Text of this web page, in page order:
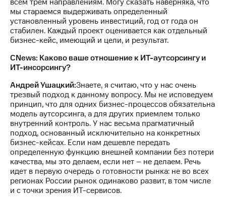
мы стараемся выдерживать определенный
установленный уровень инвестиций, год от года он
стабилен. Каждый проект оценивается как отдельный
бизнес-кейс, имеющий и цели, и результат.
CNews: Каково ваше отношение к ИТ-аутсорсингу и
ИТ-инсорсингу?
Андрей Ушацкий:Знаете, я считаю, что у нас очень
трезвый подход к данному вопросу. Мы не исповедуем
принцип, что для одних бизнес-процессов обязательна
модель аутсорсинга, а для других приемлем только
внутренний контроль. У нас весьма прагматичный
подход, основанный исключительно на конкретных
бизнес-кейсах. Если нам дешевле передать
определенную функцию внешней компании без потери
качества, мы это делаем, если нет – не делаем. Речь
идет в первую очередь о готовности рынка: не во всех
регионах России рынок одинаково развит, в том числе
и с точки зрения ИТ-сервисов.